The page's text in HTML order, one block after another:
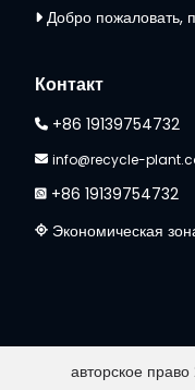
Добро пожаловать,
Контакт
+86 19139754732
info@recycle-
+86 19139754732
Экономическая
авторское